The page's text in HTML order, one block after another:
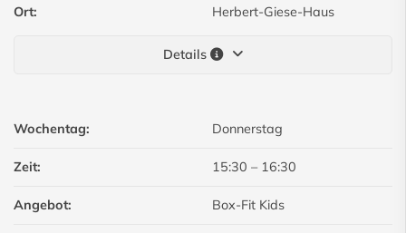
Ort: Herbert-Giese-Haus
Details
Wochentag: Donnerstag
Zeit: 15:30 – 16:30
Angebot: Box-Fit Kids